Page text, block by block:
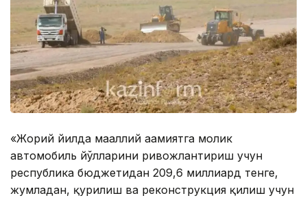
«Жорий йилда маҳаллий аҳамиятга молик
автомобиль йўлларини ривожлантириш учун
республика бюджетидан 209,6 миллиард тенге,
жумладан, қурилиш ва реконструкция қилиш учун